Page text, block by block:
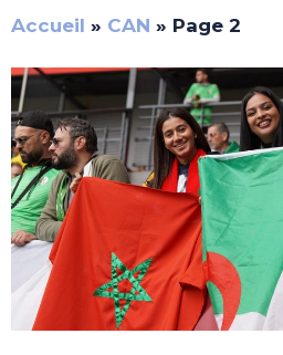
Accueil » CAN » Page 2